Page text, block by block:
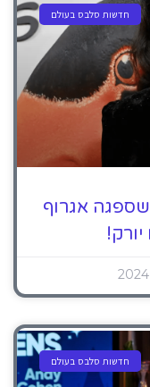
חדשות סלבס בעולם
אגרוף
חדשות סלבס בעולם